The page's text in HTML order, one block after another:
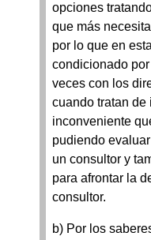
opciones
que más
por lo que en
condicionado
veces con los
cuando tratan de
inconveniente
pudiendo
un consultor y
para afrontar la
consultor.
b) Por los